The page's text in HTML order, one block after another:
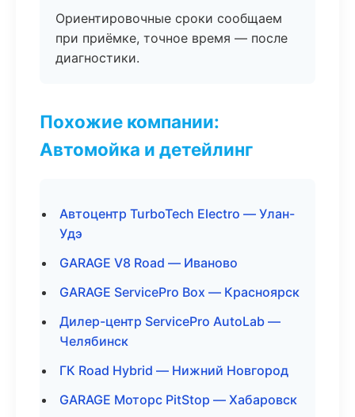
Ориентировочные сроки сообщаем
при приёмке, точное время — после
диагностики.
Похожие компании:
Автомойка и детейлинг
Автоцентр TurboTech Electro — Улан-
Удэ
GARAGE V8 Road — Иваново
GARAGE ServicePro Box — Красноярск
Дилер-центр ServicePro AutoLab —
Челябинск
ГК Road Hybrid — Нижний Новгород
GARAGE Моторс PitStop — Хабаровск